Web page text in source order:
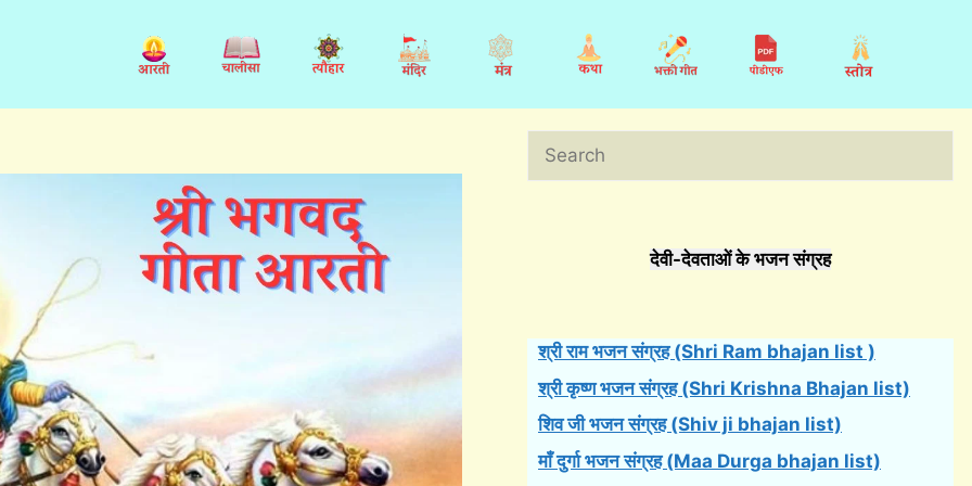
Search
देवी-देवताओं के भजन संग्रह
श्री राम भजन संग्रह (Shri Ram bhajan list )
श्री कृष्ण भजन संग्रह (Shri Krishna Bhajan list)
शिव जी भजन संग्रह (Shiv ji bhajan list)
माँ दुर्गा भजन संग्रह (Maa Durga bhajan list)